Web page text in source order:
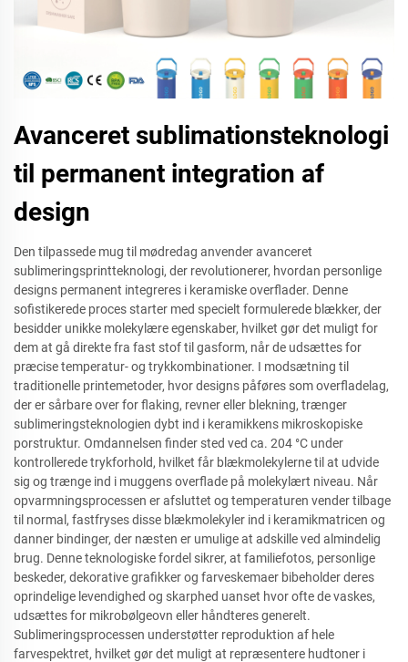
Avanceret sublimationsteknologi
til permanent integration af
design
Den tilpassede mug til mødredag anvender avanceret
sublimeringsprintteknologi, der revolutionerer, hvordan personlige
designs permanent integreres i keramiske overflader. Denne
sofistikerede proces starter med specielt formulerede blækker, der
besidder unikke molekylære egenskaber, hvilket gør det muligt for
dem at gå direkte fra fast stof til gasform, når de udsættes for
præcise temperatur- og trykkombinationer. I modsætning til
traditionelle printemetoder, hvor designs påføres som overfladelag,
der er sårbare over for flaking, revner eller blekning, trænger
sublimeringsteknologien dybt ind i keramikkens mikroskopiske
porstruktur. Omdannelsen finder sted ved ca. 204 °C under
kontrollerede trykforhold, hvilket får blækmolekylerne til at udvide
sig og trænge ind i muggens overflade på molekylært niveau. Når
opvarmningsprocessen er afsluttet og temperaturen vender tilbage
til normal, fastfryses disse blækmolekyler ind i keramikmatricen og
danner bindinger, der næsten er umulige at adskille ved almindelig
brug. Denne teknologiske fordel sikrer, at familiefotos, personlige
beskeder, dekorative grafikker og farveskemaer bibeholder deres
oprindelige levendighed og skarphed uanset hvor ofte de vaskes,
udsættes for mikrobølgeovn eller håndteres generelt.
Sublimeringsprocessen understøtter reproduktion af hele
farvespektret, hvilket gør det muligt at repræsentere hudtoner i